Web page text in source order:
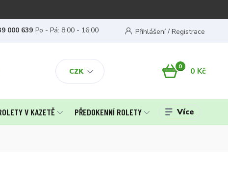
CZK
Přihlášení / Registrace
000 639 Po - Pá: 8:00 - 16:00
0 0 Kč
V KAZETĚ PŘEDOKENNÍ ROLETY Více